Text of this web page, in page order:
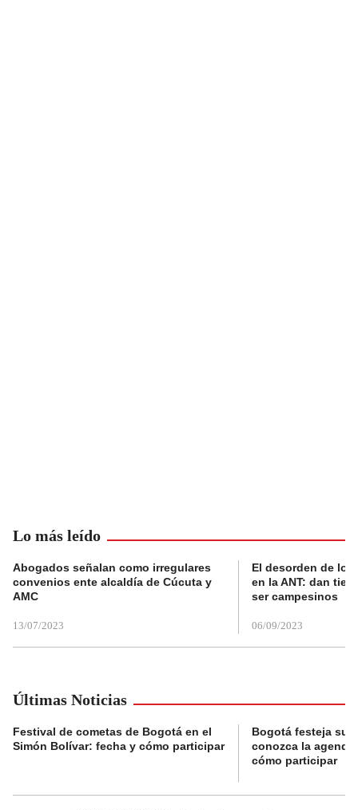
Lo más leído
Abogados señalan como irregulares
convenios ente alcaldía de Cúcuta y
AMC
13/07/2023
El desorden de
en la ANT: dan
ser campesinos
06/09/2023
Últimas Noticias
Festival de cometas de Bogotá en el
Simón Bolívar: fecha y cómo participar
Bogotá festeja su
conozca la
cómo participar